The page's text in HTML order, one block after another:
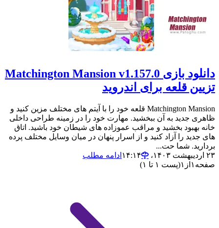
دانلود بازی Matchington Mansion v1.157.0
تزیین قلعه برای اندروید
Matchington Mansion قلعه خود را با آیتم های مختلف مزین کنید و
ظاهری جدید به آن ببخشید. مهارت خود را در زمینه طراحی داخلی
خانه بهبود بخشید و مراقب عموزاده های شیطان خود باشید. اتاق
های جدید را آزاد کنید و از اسرار پنهان در میان وسایل مختلف پرده
بردارید. شما حت...
۲۳ اردیبهشت ۱۴۰۳،‏ ۱۴:۱۴
ادامه مطلب
صفحه ۱ از ۱(پست ۱ تا ۱)